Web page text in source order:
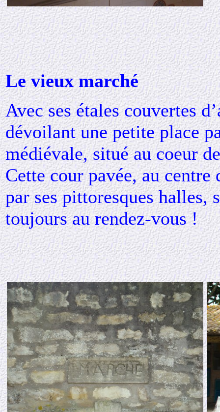
Le vieux marché
Avec ses étales couvertes
dévoilant une petite place
médiévale, situé au coeur
Cette cour pavée, au
par ses pittoresques halles,
toujours au rendez-vous !